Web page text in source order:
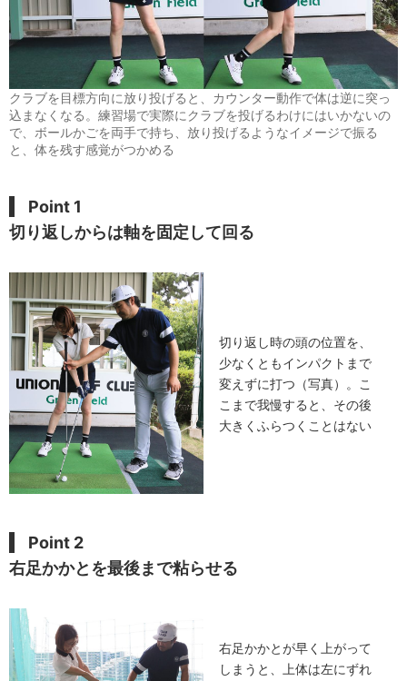
クラブを目標方向に放り投げると、カウンター動作で体は逆に突っ
込まなくなる。練習場で実際にクラブを投げるわけにはいかないの
で、ボールかごを両手で持ち、放り投げるようなイメージで振る
と、体を残す感覚がつかめる
Point 1
切り返しからは軸を固定して回る
切り返し時の頭の位置を、
少なくともインパクトまで
変えずに打つ（写真）。こ
こまで我慢すると、その後
大きくふらつくことはない
Point 2
右足かかとを最後まで粘らせる
右足かかとが早く上がって
しまうと、上体は左にずれ